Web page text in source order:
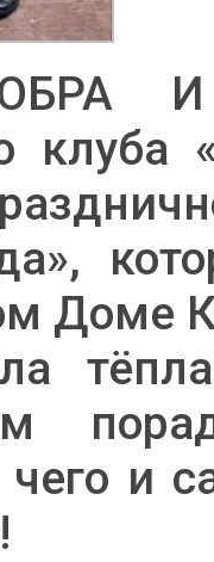
И
Доме
и